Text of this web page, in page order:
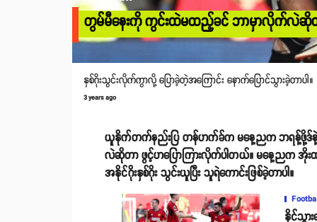
တွမ်မီနေးကို ကွင်းထဲမထည့်ခင် ဘာမှာလိုက်လဲဆိုတ
နှစ်ဂိုးသွင်းလိုက်ကွာလို့ ပြောခဲ့တဲ့အကြောင်း နောက်ပြောင်သွားခဲ့တာပါ။
3 years ago
ယူနိုက်တက်နည်းပြ တန်ဟက်ခ်က မနေ့ညက ဘရန့်ဖို့ဒ်နဲ့ပွဲ
လဲဆိုတာ ဖွင့်ဟပြောကြားလိုက်ပါတယ်။ မနေ့ညက အိုး
အနိုင်ဂိုးနှစ်ဂိုး သွင်းယူပြီး သူရဲကောင်းဖြစ်ခဲ့တာပါ။
နိုင်သွာ